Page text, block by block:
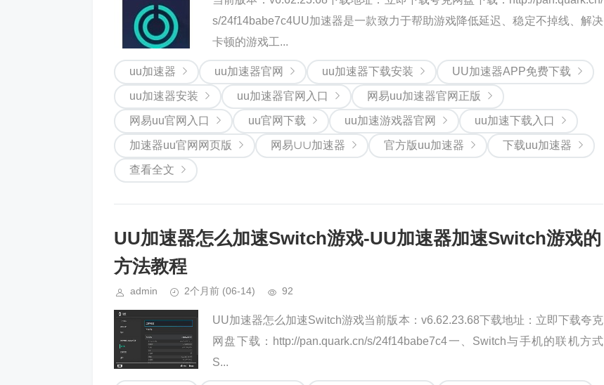
s/24f14babe7c4UU加速器是一款致力于帮助游戏降低延迟、稳定不掉线、解决
卡顿的游戏工...
uu加速器 uu加速器官网 uu加速器下载安装 UU加速器APP免费下载
uu加速器安装 uu加速器官网入口 网易uu加速器官网正版
网易uu官网入口 uu官网下载 uu加速游戏器官网 uu加速下载入口
加速器uu官网网页版 网易∪∪加速器 官方版uu加速器 下载uu加速器
查看全文
UU加速器怎么加速Switch游戏-UU加速器加速Switch游戏的
方法教程
admin 2个月前 (06-14) 92
UU加速器怎么加速Switch游戏当前版本：v6.62.23.68下载地址：立即下载夸克
网盘下载：http://pan.quark.cn/s/24f14babe7c4一、Switch与手机的联机方式
S...